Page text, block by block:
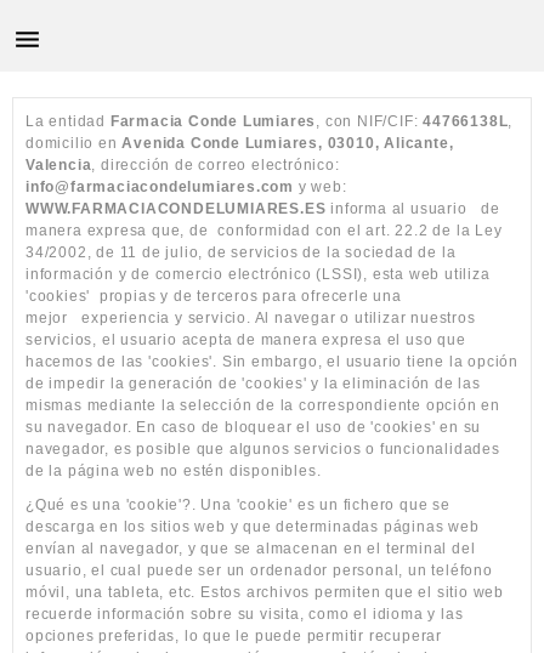

La entidad Farmacia Conde Lumiares , con NIF/CIF:44766138L,
domicilio enAvenida Conde Lumiares, 03010, Alicante,
Valencia, dirección de correo electrónico:
info@farmaciacondelumiares.com y web:
WWW.FARMACIACONDELUMIARES.ES informa al usuario
de
manera expresa que, de
conformidad con el art. 22.2 de la Ley
34/2002, de 11 de julio, de servicios de la sociedad de la
información y de comercio electrónico (LSSI), esta web utiliza
'cookies'
propias y de terceros para ofrecerle una
mejor
experiencia y servicio. Al navegar o utilizar nuestros
servicios, el usuario acepta de manera expresa el uso que
hacemos de las 'cookies'. Sin embargo, el usuario tiene la opción
de impedir la generación de 'cookies' y la eliminación de las
mismas mediante la selección de la correspondiente opción en
su navegador. En caso de bloquear el uso de 'cookies' en su
navegador, es posible que algunos servicios o funcionalidades
de la página web no estén disponibles.
¿Qué es una 'cookie'?. Una 'cookie' es un fichero que se
descarga en los sitios web y que determinadas páginas web
envían al navegador, y que se almacenan en el terminal del
usuario, el cual puede ser un ordenador personal, un teléfono
móvil, una tableta, etc. Estos archivos permiten que el sitio web
recuerde información sobre su visita, como el idioma y las
opciones preferidas, lo que le puede permitir recuperar